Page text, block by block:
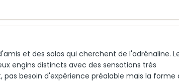
et des solos qui cherchent de l'adrénaline.
engins distincts avec des sensations très
besoin d'expérience préalable mais la forme